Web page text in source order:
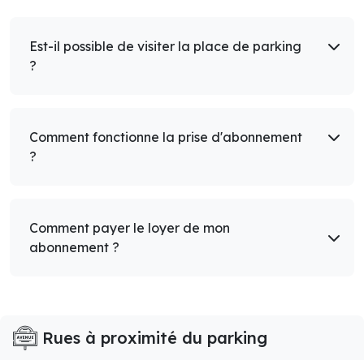
Est-il possible de visiter la place de parking
?
Comment fonctionne la prise d'abonnement
?
Comment payer le loyer de mon
abonnement ?
Rues à proximité du parking